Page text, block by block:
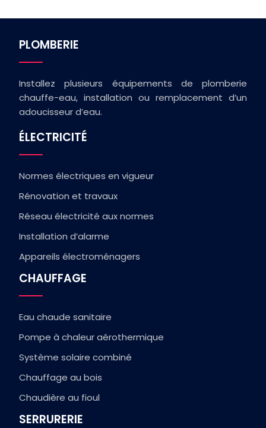
PLOMBERIE
Installez plusieurs équipements de plomberie
chauffe-eau, installation ou remplacement d’un
adoucisseur d’eau.
ÉLECTRICITÉ
Normes électriques en vigueur
Rénovation et travaux
Réseau électricité aux normes
Installation d’alarme
Appareils électroménagers
CHAUFFAGE
Eau chaude sanitaire
Pompe à chaleur aérothermique
Système solaire combiné
Chauffage au bois
Chaudière au fioul
SERRURERIE